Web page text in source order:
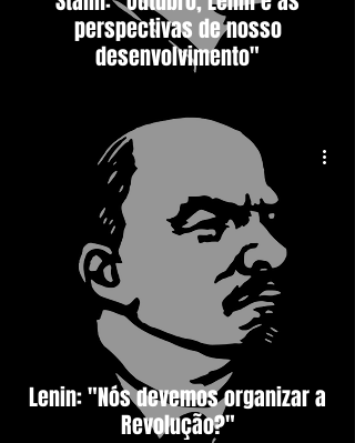
perspectivas de nosso
desenvolvimento"
Lenin: "Nós devemos organizar a
Revolução?"